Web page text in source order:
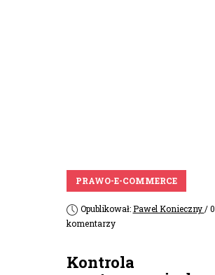
PRAWO-E-COMMERCE
Opublikował:Pawel Konieczny/ 0
komentarzy
Kontrola